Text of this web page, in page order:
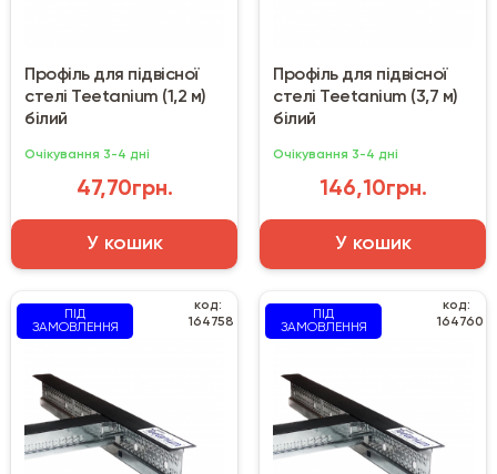
Профіль для підвісної
стелі Teetanium (1,2 м)
білий
Очікування 3-4 дні
47,70грн.
У кошик
Профіль для підвісної
стелі Teetanium (3,7 м)
білий
Очікування 3-4 дні
146,10грн.
У кошик
ПІД
ЗАМОВЛЕННЯ
код:
164758
ПІД
ЗАМОВЛЕННЯ
код:
164760